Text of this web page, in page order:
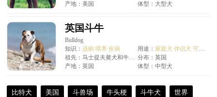
产地：美国
体型：大型犬
英国斗牛
Bulldog
知识： 选购 喂养 疾病 用途： 家庭犬 伴侣犬 守卫犬
祖先：马士提夫獒犬和牛头埂结合 分布：英国
产地：英国
体型：中型犬
比特犬 美国 斗兽场 牛头梗 斗牛犬 世界